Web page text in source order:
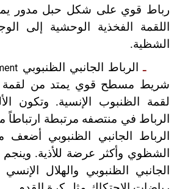
رباط قوي على شكل حبل مدور
اللقمة الفخذية الوحشية إلى
الشظية.
ـالرباط الجانبي الظنبوبي
شريط مسطح قوي يمتد من لقمة
لقمة الظنبوب الإنسية. وتكون
الرباط في منتصفه مرتبطة ارتباطاً
الرباط الجانبي الظنبوبي أضعف
الشظوي وأكثر عرضة للأذية.
الجانبي الظنبوبي والهلال